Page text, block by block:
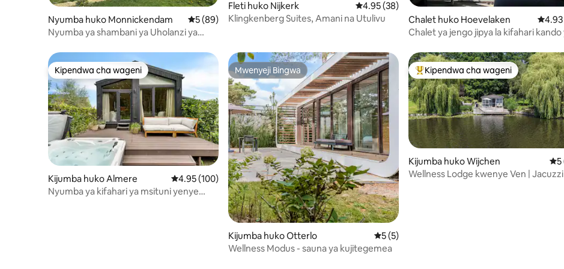
Nyumba huko Monnickendam Ukadiriaji wa wastani wa 5 kati ya 5, tathmini 89
5 (89)
Nyumba ya shambani ya Uholanzi ya
Fleti huko Nijkerk Ukadiriaji wa wastani wa 4.95 kati ya 5, tathmini 38
4.95 (38)
Klingkenberg Suites, Amani na Utulivu
Chalet huko Hoevelaken
4.93
Chalet ya jengo jipya la kifahari kando
Kipendwa cha wageni
Kipendwa cha wageni
Kijumba huko Almere Ukadiriaji wa wastani wa 4.95 kati ya 5, tathmini 100
4.95 (100)
Nyumba ya kifahari ya msituni yenye
Mwenyeji Bingwa
Mwenyeji Bingwa
Kijumba huko Otterlo Ukadiriaji wa wastani wa 5 kati ya 5, tathmini 5
5 (5)
Wellness Modus - sauna ya kujitegemea
Kipendwa maarufu cha wageni
Kipendwa cha wageni
Kijumba huko Wijchen
5
Wellness Lodge kwenye Ven |